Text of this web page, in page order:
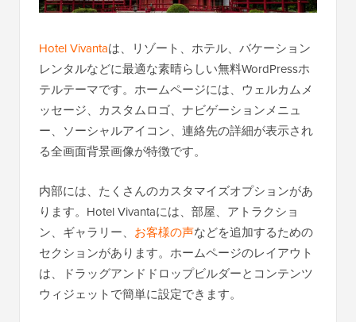
Hotel Vivantaは、リゾート、ホテル、バケーション
レンタルなどに最適な素晴らしい無料WordPressホ
テルテーマです。ホームページには、ウェルカムメ
ッセージ、カスタムロゴ、ナビゲーションメニュ
ー、ソーシャルアイコン、連絡先の詳細が表示され
る全画面背景画像が特徴です。
内部には、たくさんのカスタマイズオプションがあ
ります。Hotel Vivantaには、部屋、アトラクショ
ン、ギャラリー、 お客様の声などを追加するための
セクションがあります。ホームページのレイアウト
は、ドラッグアンドドロップビルダーとコンテンツ
ウィジェットで簡単に設定できます。